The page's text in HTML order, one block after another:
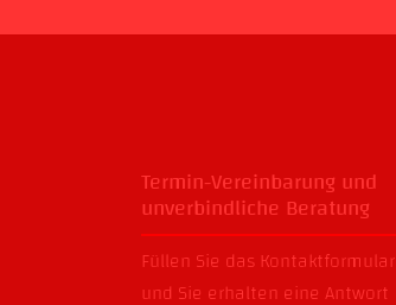
Termin-Vereinbarung und
unverbindliche Beratung
Füllen Sie das Kontaktformular
und Sie erhalten eine Antwort